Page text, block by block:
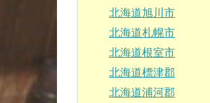
北海道旭川市
北海道札幌市
北海道根室市
北海道標津郡
北海道浦河郡